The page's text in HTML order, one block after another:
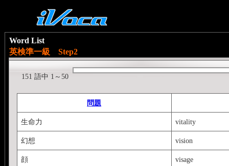
Word List
英検準一級 Step2
151 語中 1～50
問題
生命力 vitality
幻想 vision
顔 visage